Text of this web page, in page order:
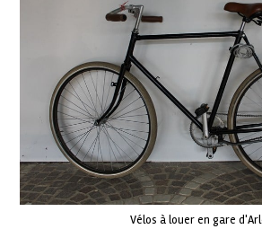
Vélos à louer en gare